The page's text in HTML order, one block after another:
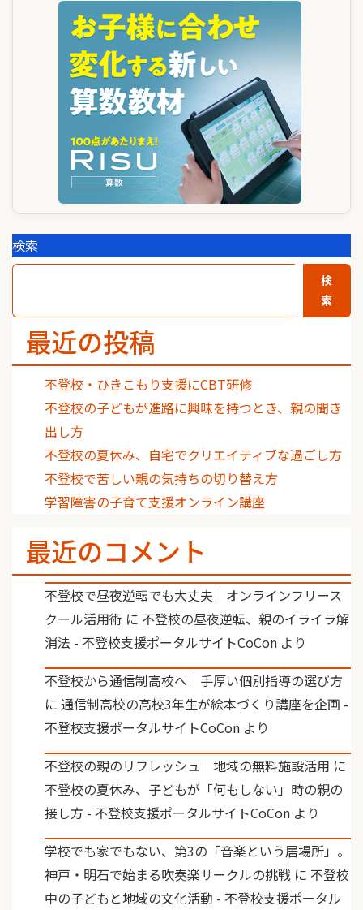
検索
検
索
最近の投稿
不登校・ひきこもり支援にCBT研修
不登校の子どもが進路に興味を持つとき、親の聞き
出し方
不登校の夏休み、自宅でクリエイティブな過ごし方
不登校で苦しい親の気持ちの切り替え方
学習障害の子育て支援オンライン講座
最近のコメント
不登校で昼夜逆転でも大丈夫｜オンラインフリース
クール活用術 に 不登校の昼夜逆転、親のイライラ解
消法 - 不登校支援ポータルサイトCoCon より
不登校から通信制高校へ｜手厚い個別指導の選び方
に 通信制高校の高校3年生が絵本づくり講座を企画 -
不登校支援ポータルサイトCoCon より
不登校の親のリフレッシュ｜地域の無料施設活用 に
不登校の夏休み、子どもが「何もしない」時の親の
接し方 - 不登校支援ポータルサイトCoCon より
学校でも家でもない、第3の「音楽という居場所」。
神戸・明石で始まる吹奏楽サークルの挑戦 に 不登校
中の子どもと地域の文化活動 - 不登校支援ポータル